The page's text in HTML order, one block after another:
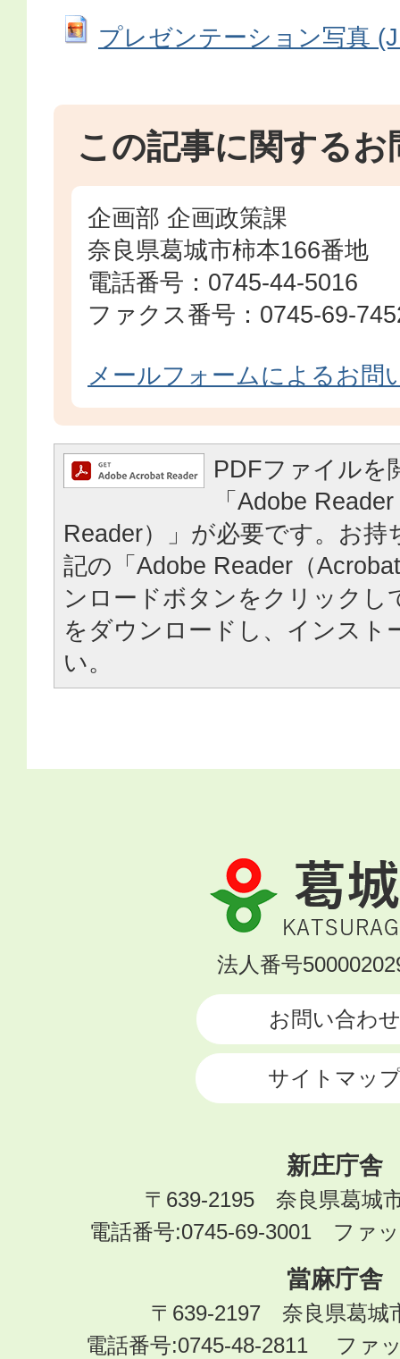
プレゼンテーション写真
この記事に関するお
企画部 企画政策課
奈良県葛城市柿本166番地
電話番号：0745-44-5016
ファクス番号：0745-69-
メールフォームによるお問
PDFファイルを
「Adobe
Reader）」が必要です。お持
記の「Adobe Reader（
ンロードボタンをクリックし
をダウンロードし、インスト
い。
葛
城
市
KATSURAGI
法人番号
お問い合わせ
サイトマッ
新庄庁舎
〒639-2195 奈良県葛城
電話番号:0745-69-3001 ファ
當麻庁舎
〒639-2197 奈良県葛城
電話番号:0745-48-2811 ファ